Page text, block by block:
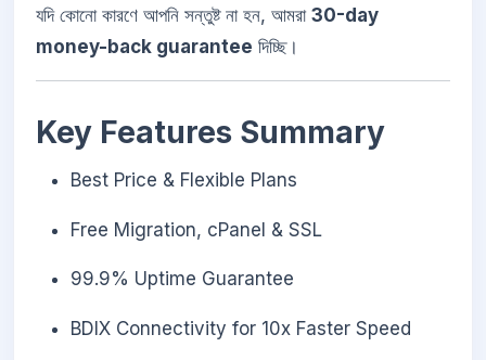
যদি কোনো কারণে আপনি সন্তুষ্ট না হন, আমরা 30-day
money-back guarantee দিচ্ছি।
Key Features Summary
Best Price & Flexible Plans
Free Migration, cPanel & SSL
99.9% Uptime Guarantee
BDIX Connectivity for 10x Faster Speed